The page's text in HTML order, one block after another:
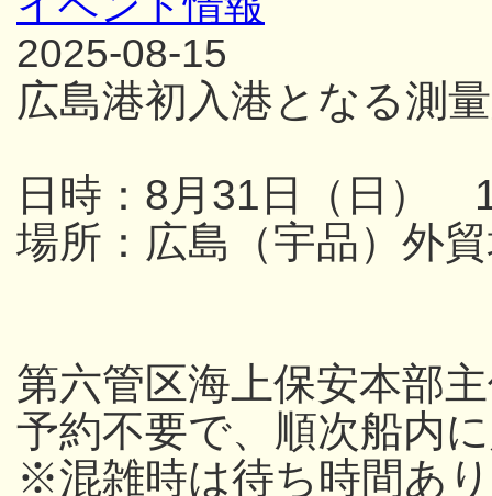
2025-08-15
広島港初入港となる測
日時：8月31日（日）
場所：広島（宇品）外
第六管区海上保安本部
予約不要で、順次船内
※混雑時は待ち時間あり